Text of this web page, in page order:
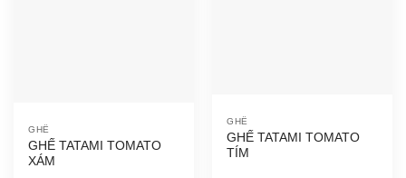
GHẾ
GHẾ TATAMI TOMATO
XÁM
GHẾ
GHẾ TATAMI TOMATO
TÍM